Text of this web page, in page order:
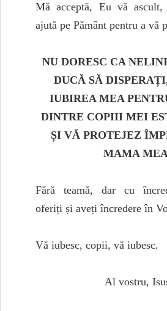
Mă acceptă, Eu vă
ajută pe Pământ pentru a vă
NU DORESC CA
DUCĂ SĂ
IUBIREA MEA
DINTRE COPIII MEI
ȘI VĂ PROTEJEZ
MAMA
Fără teamă, dar cu
oferiți și aveți încredere în
Vă iubesc, copii, vă iubesc.
Al vostru,